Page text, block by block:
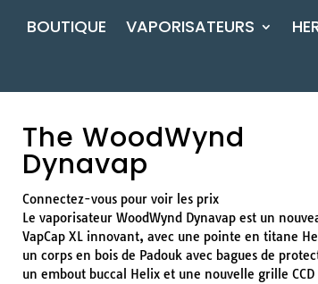
BOUTIQUE VAPORISATEURS
The WoodWynd
Dynavap
Connectez-vous pour voir les prix
Le vaporisateur WoodWynd Dynavap est un
VapCap XL innovant, avec une pointe en titane
un corps en bois de Padouk avec bagues de
un embout buccal Helix et une nouvelle grille CCD